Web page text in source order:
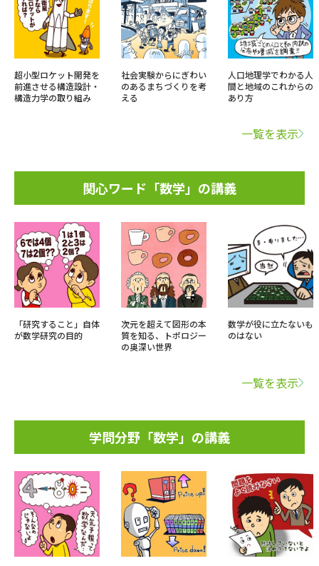
超小型ロケット開発を
前進させる構造設計・
構造力学の取り組み
社会実験からにぎわい
のあるまちづくりを考
える
人口地理学でわかる人
間と地域のこれからの
あり方
一覧を表示
関心ワード「数学」の講義
「研究すること」自体
が数学研究の目的
次元を超えて図形の本
質を知る、トポロジー
の奥深い世界
数学が役に立たないも
のはない
一覧を表示
学問分野「数学」の講義